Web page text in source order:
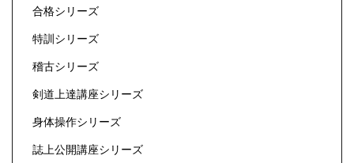
合格シリーズ
特訓シリーズ
稽古シリーズ
剣道上達講座シリーズ
身体操作シリーズ
誌上公開講座シリーズ